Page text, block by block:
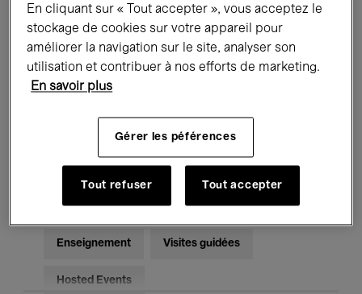
Expositions Films Performances
Rencontres & Débats Jazz
Musique électronique
Pour tous Kids’ Palace
Enseignement Visites guidées
Hosted Events
En cliquant sur « Tout accepter », vous acceptez le
stockage de cookies sur votre appareil pour
améliorer la navigation sur le site, analyser son
utilisation et contribuer à nos efforts de marketing.
En savoir plus
Gérer les péférences
Tout refuser Tout accepter